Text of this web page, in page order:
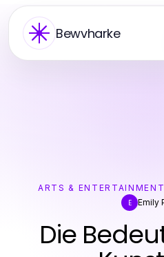
Bewvharke
ARTS & ENTERTAINMENT
E
Emily
Die